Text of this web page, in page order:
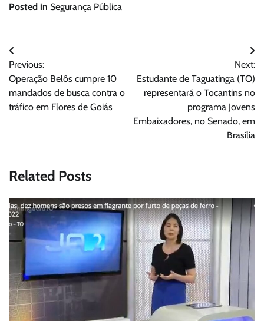
Posted in Segurança Pública
Navegação
de
Post
Previous:
Operação Belôs cumpre 10
mandados de busca contra o
tráfico em Flores de Goiás
Next:
Estudante de Taguatinga (TO)
representará o Tocantins no
programa Jovens
Embaixadores, no Senado, em
Brasília
Related Posts